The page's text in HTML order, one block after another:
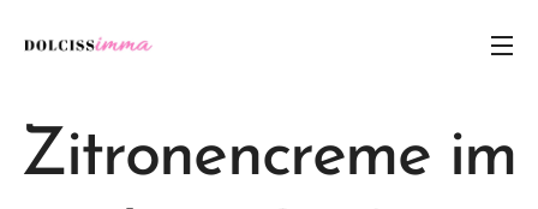
Zitronencreme im